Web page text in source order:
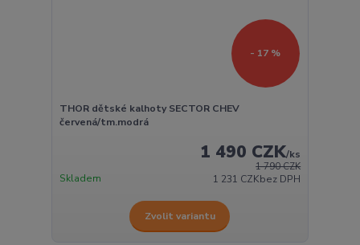
- 17 %
THOR dětské kalhoty SECTOR CHEV
červená/tm.modrá
1 790 CZK
1 490 CZK/ks
1 231 CZKbez DPH
Skladem
Zvolit variantu